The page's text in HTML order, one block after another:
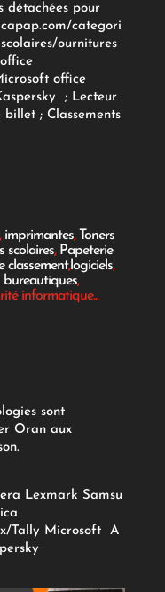
détachées pour
categori
ournitures
office
; Lecteur
billet; Classements
imprimantes, Toners
scolaires, Papeterie
classement,logiciels,
bureautiques,
informatique...
sont
Oran aux
Lexmark Samsu
Tally Microsoft
A